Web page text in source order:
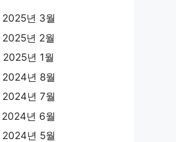
2025년 3월
2025년 2월
2025년 1월
2024년 8월
2024년 7월
2024년 6월
2024년 5월